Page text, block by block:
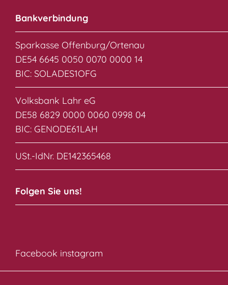
Bankverbindung
Sparkasse Offenburg/Ortenau
DE54 6645 0050 0070 0000 14
BIC: SOLADES1OFG
Volksbank Lahr eG
DE58 6829 0000 0060 0998 04
BIC: GENODE61LAH
USt.-IdNr. DE142365468
Folgen Sie uns!
Facebook instagram